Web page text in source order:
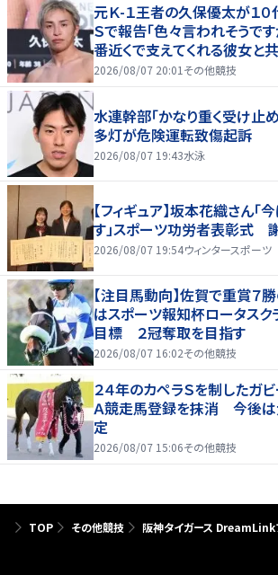
元Ｋ-１王者の久保優太が１
Ｓで報告「色々言われそうで
番近くで支えてくれる彼女と
家庭を築いていきたい」
2026/08/07 20:01 その他競技
水連幹部「かなり重く受け止
多灯が危険運転致傷起訴
2026/08/07 19:43水泳
【フィギュア】坂本花織さん
す」スポーツ功労者表彰式
2026/08/07 19:54ウィンタースポーツ
【注目馬動向】佐賀で重賞７
はスポーツ報知杯ロータス
目標 ２冠奪取を目指す
2026/08/07 16:02その他競技
２４年のカペラＳを制したガ
Ａ競走馬登録を抹消 今後
定
2026/08/07 15:06その他競技
TOP その他競技 阪神タイガース DreamLink